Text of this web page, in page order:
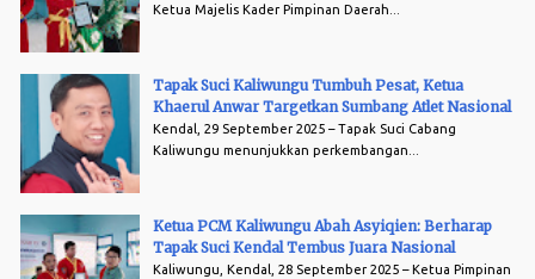
Ketua Majelis Kader Pimpinan Daerah...
Tapak Suci Kaliwungu Tumbuh Pesat, Ketua
Khaerul Anwar Targetkan Sumbang Atlet Nasional
Kendal, 29 September 2025 – Tapak Suci Cabang
Kaliwungu menunjukkan perkembangan...
Ketua PCM Kaliwungu Abah Asyiqien: Berharap
Tapak Suci Kendal Tembus Juara Nasional
Kaliwungu, Kendal, 28 September 2025 – Ketua Pimpinan